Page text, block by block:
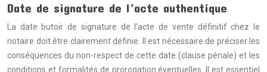
Date de signature de l’acte authentique
La date butoir de signature de l’acte de vente définitif chez le
notaire doit être clairement définie. Il est nécessaire de préciser les
conséquences du non-respect de cette date (clause pénale) et les
conditions et formalités de prorogation éventuelles. Il est essentiel